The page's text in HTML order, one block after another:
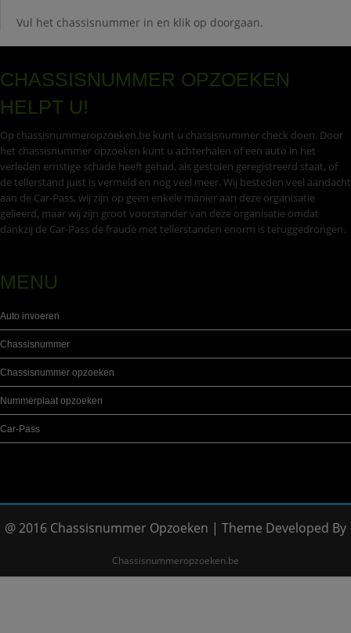
Vul het chassisnummer in en klik op doorgaan.
CHASSISNUMMER OPZOEKEN
HELPT U!
Op chassisnummeropzoeken.be kunt u chassisnummer check doen. Door
het chassisnummer opzoeken kunt u achterhalen of een auto in het
verleden ernstige schade heeft gehad, als gestolen geregistreerd staat, of
de tellerstand juist is vermeld en nog veel meer. Wij besteden veel aandacht
aan de Car-Pass, wij zijn op geen enkele manier aan deze organisatie
gelieerd, maar wij zijn groot voorstander van deze organisatie omdat
dankzij de Car-Pass de fraude met tellerstanden enorm is teruggedrongen.
MENU
Auto invoeren
Chassisnummer
Chassisnummer opzoeken
Nummerplaat opzoeken
Car-Pass
@ 2016 Chassisnummer Opzoeken | Theme Developed By
Chassisnummeropzoeken.be